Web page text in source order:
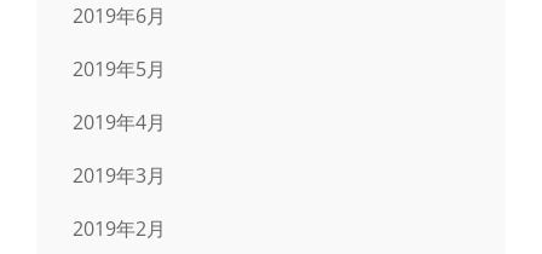
2019年6月
2019年5月
2019年4月
2019年3月
2019年2月